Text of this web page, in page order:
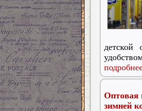
детской
Оптовая
зимней